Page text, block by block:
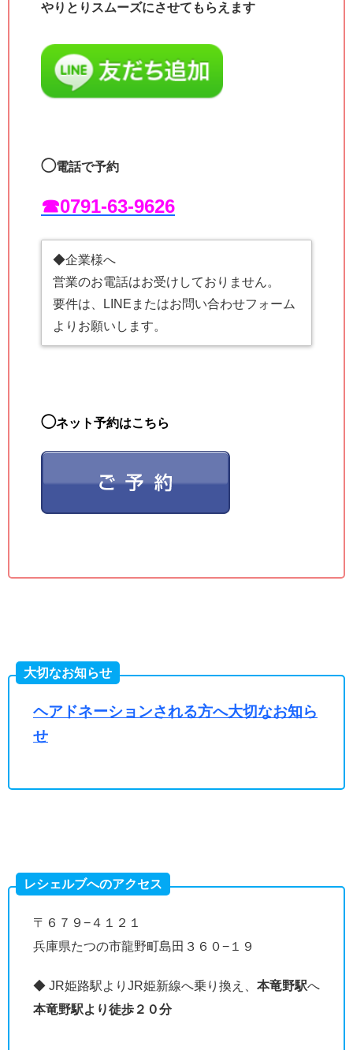
やりとりスムーズにさせてもらえます
◯電話で予約
☎︎0791-63-9626
◆企業様へ
営業のお電話はお受けしておりません。
要件は、LINEまたはお問い合わせフォーム
よりお願いします。
◯ネット予約はこちら
大切なお知らせ
ヘアドネーションされる方へ大切なお知ら
せ
レシェルブへのアクセス
〒６７９−４１２１
兵庫県たつの市龍野町島田３６０−１９
◆ JR姫路駅よりJR姫新線へ乗り換え、 本竜野駅へ
本竜野駅より徒歩２０分